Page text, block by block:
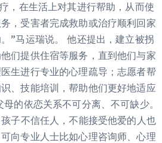
，在生活上对其进行帮助，从而使
，受害者完成救助或治疗顺利回家
”马运瑞说。 他还提出，建立被拐
们提供住宿等服务，直到他们与家
生进行专业的心理疏导；志愿者帮
、技能培训，帮助他们更好地适应
的依恋关系不可分离、不可缺少。
子不信任人，不能接受他爱的人也
向专业人士比如心理咨询师、心理